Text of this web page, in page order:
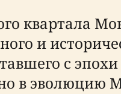
квартала
и
с
в